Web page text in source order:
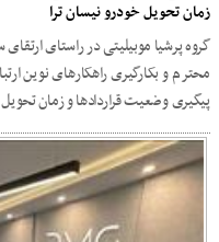
زمان تحویل خودرو نیسان ترا
گروه پرشیا موبیلیتی در راستای
محترم و بکارگیری راهکارهای نوین
پیگیری وضعیت قراردادها و زمان